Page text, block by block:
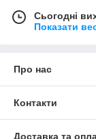
Сьогодні
Показати
Про нас
Контакти
Доставка та